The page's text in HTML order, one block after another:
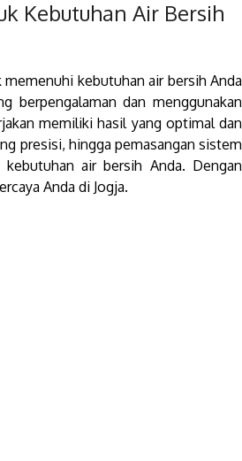
Kebutuhan Air Bersih
kebutuhan air bersih Anda
berpengalaman dan menggunakan
memiliki hasil yang optimal dan
presisi, hingga pemasangan sistem
air bersih Anda. Dengan
Anda di Jogja.